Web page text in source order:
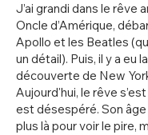
J’ai grandi dans le rêve
Oncle d’Amérique,
Apollo et les Beatles
un détail). Puis, il y a eu
découverte de New
Aujourd'hui, le rêve
est désespéré. Son
plus là pour voir le pire,